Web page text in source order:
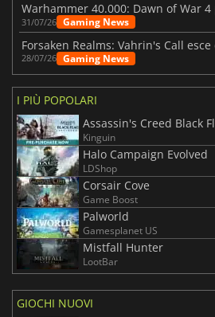
31/07/26 Gaming News
28/07/26 Gaming News
I PIÙ POPOLARI
Assassin's Creed Black
Kinguin
Halo Campaign Evolved
LDShop
Corsair Cove
Game Boost
Palworld
Gamesplanet US
Mistfall Hunter
LootBar
GIOCHI NUOVI